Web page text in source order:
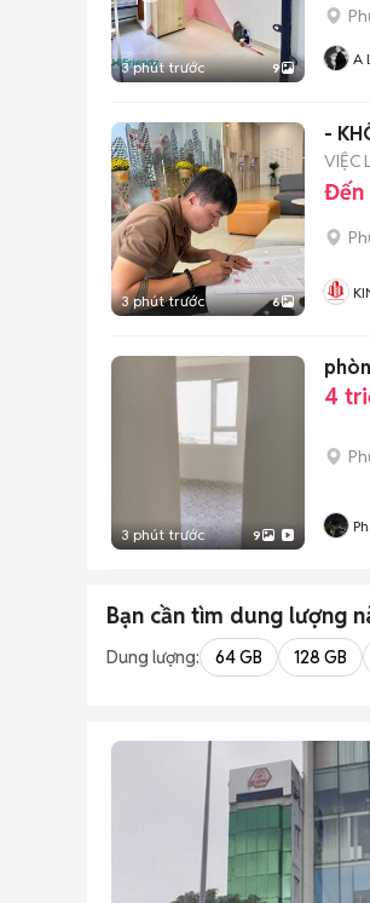
3 phút trước 9
A
3 phút trước 6
-
VIỆC
Đến
3 phút trước 9
4
Bạn cần tìm dung lượng
Dung lượng: 64 GB 128 GB